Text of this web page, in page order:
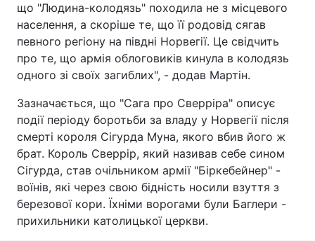
що "Людина-колодязь" походила не з місцевого
населення, а скоріше те, що її родовід сягав
певного регіону на півдні Норвегії. Це свідчить
про те, що армія облоговиків кинула в колодязь
одного зі своїх загиблих", - додав Мартін.
Зазначається, що "Сага про Сверріра" описує
події періоду боротьби за владу у Норвегії після
смерті короля Сігурда Муна, якого вбив його ж
брат. Король Сверрір, який називав себе сином
Сігурда, став очільником армії "Біркебейнер" -
воїнів, які через свою бідність носили взуття з
березової кори. Їхніми ворогами були Баглери -
прихильники католицької церкви.